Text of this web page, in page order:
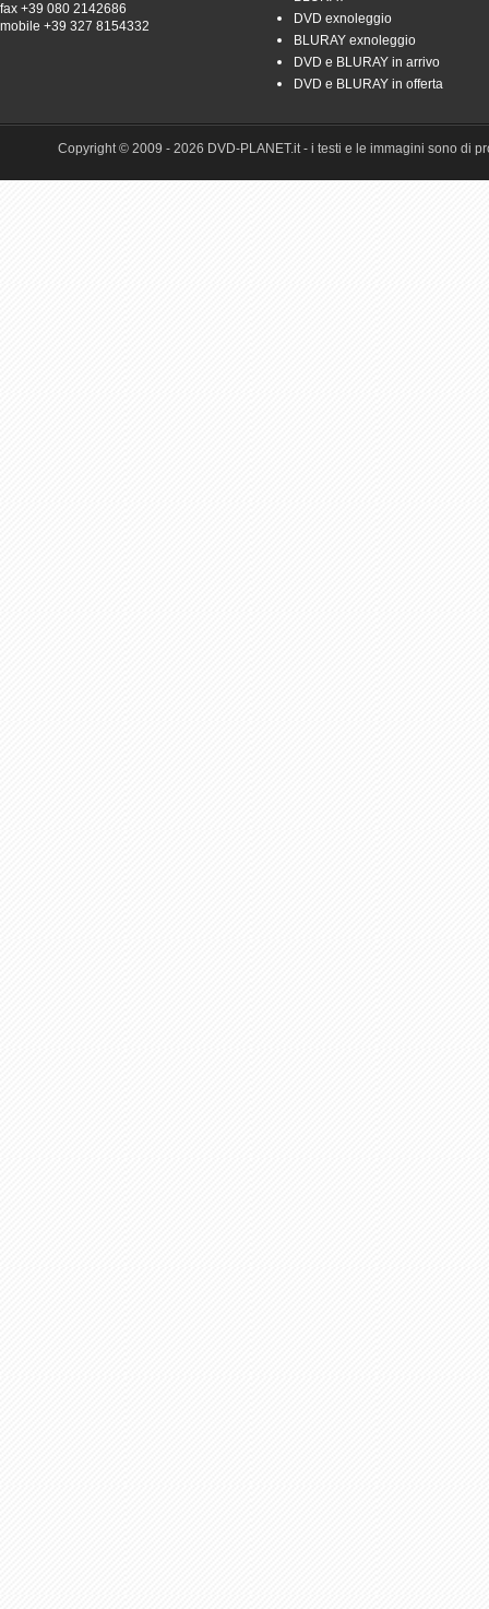
fax +39 080 2142686
mobile +39 327 8154332
DVD exnoleggio
BLURAY exnoleggio
DVD e BLURAY in arrivo
DVD e BLURAY in offerta
Copyright © 2009 - 2026 DVD-PLANET.it - i testi e le immagini sono di